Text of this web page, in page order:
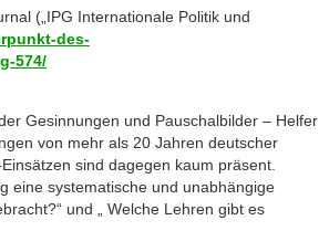
(„IPG Internationale Politik und
des-
574/
Gesinnungen und Pauschalbilder – Helfer
von mehr als 20 Jahren deutscher
sind dagegen kaum präsent.
eine systematische und unabhängige
und „ Welche Lehren gibt es